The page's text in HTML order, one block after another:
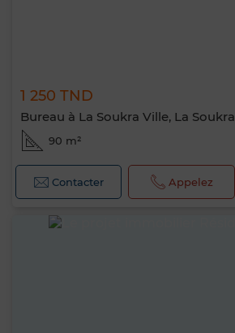
1 250 TND
Bureau à La Soukra Ville, La Soukra
90 m²
Contacter Appelez